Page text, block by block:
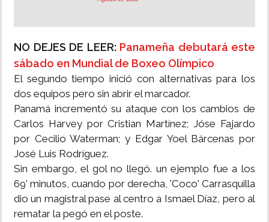
NO DEJES DE LEER: Panameña debutará este
sábado en Mundial de Boxeo Olímpico
El segundo tiempo inició con alternativas para los
dos equipos pero sin abrir el marcador.
Panamá incrementó su ataque con los cambios de
Carlos Harvey por Cristian Martínez; Jóse Fajardo
por Cecilio Waterman; y Edgar Yoel Bárcenas por
José Luis Rodríguez.
Sin embargo, el gol no llegó. un ejemplo fue a los
69' minutos, cuando por derecha, 'Coco' Carrasquilla
dio un magistral pase al centro a Ismael Díaz, pero al
rematar la pegó en el poste.